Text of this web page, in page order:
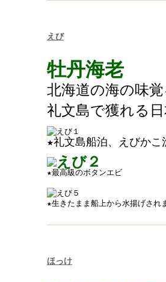
えび
牡丹海老
北海道の海の味
礼文島で獲れる
★礼文島船泊、えびか
★最高級のボタンエビ
★生きたまま船上から水揚げされ
ほっけ